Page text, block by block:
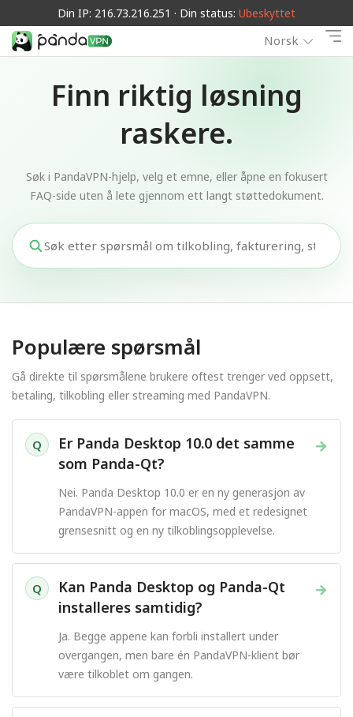
Din IP: 216.73.216.251 · Din status: Ubeskyttet
Norsk
Finn riktig løsning
raskere.
Søk i PandaVPN-hjelp, velg et emne, eller åpne en fokusert
FAQ-side uten å lete gjennom ett langt støttedokument.
Populære spørsmål
Gå direkte til spørsmålene brukere oftest trenger ved oppsett,
betaling, tilkobling eller streaming med PandaVPN.
Q →
Er Panda Desktop 10.0 det samme
som Panda-Qt?
Nei. Panda Desktop 10.0 er en ny generasjon av
PandaVPN-appen for macOS, med et redesignet
grensesnitt og en ny tilkoblingsopplevelse.
Q →
Kan Panda Desktop og Panda-Qt
installeres samtidig?
Ja. Begge appene kan forbli installert under
overgangen, men bare én PandaVPN-klient bør
være tilkoblet om gangen.